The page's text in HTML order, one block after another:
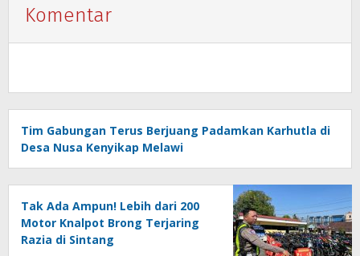
Komentar
Tim Gabungan Terus Berjuang Padamkan Karhutla di
Desa Nusa Kenyikap Melawi
Tak Ada Ampun! Lebih dari 200
Motor Knalpot Brong Terjaring
Razia di Sintang